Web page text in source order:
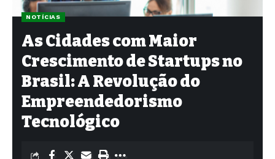
NOTÍCIAS
As Cidades com Maior
Crescimento de Startups no
Brasil: A Revolução do
Empreendedorismo
Tecnológico